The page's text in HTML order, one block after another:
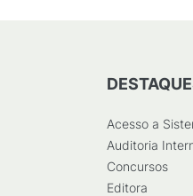
Acesso a
Auditoria
Concursos
Editora